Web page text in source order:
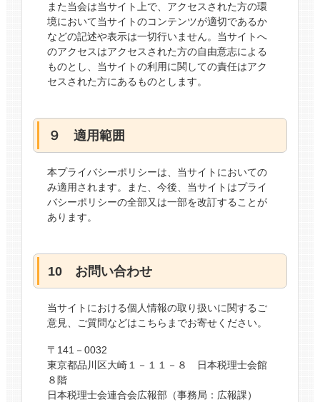
また当会は当サイト上で、アクセスされた方の環
境において当サイトのコンテンツが適切であるか
などの記述や表示は一切行いません。当サイトへ
のアクセスはアクセスされた方の自由意志による
ものとし、当サイトの利用に関しての責任はアク
セスされた方にあるものとします。
９ 適用範囲
本プライバシーポリシーは、当サイトにおいての
み適用されます。また、今後、当サイトはプライ
バシーポリシーの全部又は一部を改訂することが
あります。
10 お問い合わせ
当サイトにおける個人情報の取り扱いに関するご
意見、ご質問などはこちらまでお寄せください。
〒141－0032
東京都品川区大崎１－１１－８ 日本税理士会館
８階
日本税理士会連合会広報部（事務局：広報課）